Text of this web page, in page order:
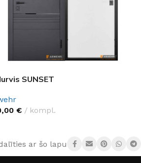
SUNSET
€ kompl.
ar šo lapu: